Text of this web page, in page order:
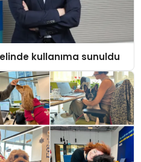
kullanıma sunuldu